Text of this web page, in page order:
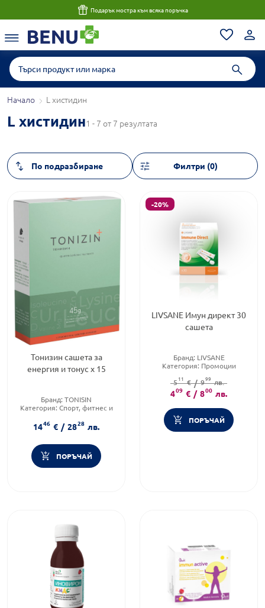
Подарък мостра към всяка поръчка
Начало L хистидин
L хистидин1 - 7 от 7 резултата
Филтри (0)
Тонизин сашета за
енергия и тонус х 15
Бранд: TONISIN
Категория: Спорт, фитнес и
Форма на продукта:саше
1446 € / 2828 лв.
ПОРЪЧАЙ
-20%
LIVSANE Имун директ 30
сашета
Бранд: LIVSANE
Категория: Промоции
511 € / 999 лв.
409 € / 800 лв.
ПОРЪЧАЙ